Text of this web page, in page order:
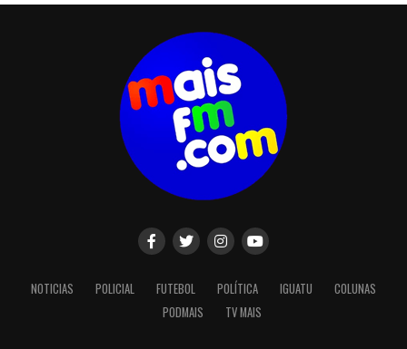
NOTICIAS POLICIAL FUTEBOL POLÍTICA IGUATU
COLUNAS
PODMAIS
TV MAIS